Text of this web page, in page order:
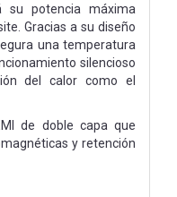
su potencia máxima
Gracias a su diseño
una temperatura
silencioso
del calor como el
de doble capa que
y retención